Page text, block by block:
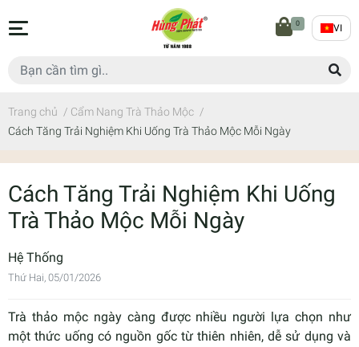
0 VI
Trang chủ / Cẩm Nang Trà Thảo Mộc /
Cách Tăng Trải Nghiệm Khi Uống Trà Thảo Mộc Mỗi Ngày
Cách Tăng Trải Nghiệm Khi Uống
Trà Thảo Mộc Mỗi Ngày
Hệ Thống
Thứ Hai, 05/01/2026
Trà thảo mộc ngày càng được nhiều người lựa chọn như
một thức uống có nguồn gốc từ thiên nhiên, dễ sử dụng và